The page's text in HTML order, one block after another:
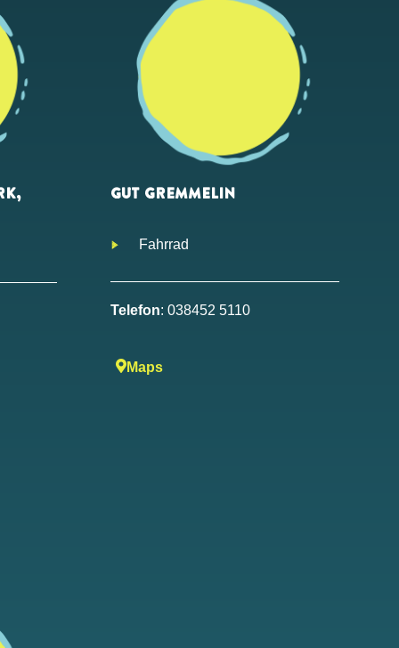
GUT GREMMELIN
Fahrrad
Telefon: 038452 5110
Maps